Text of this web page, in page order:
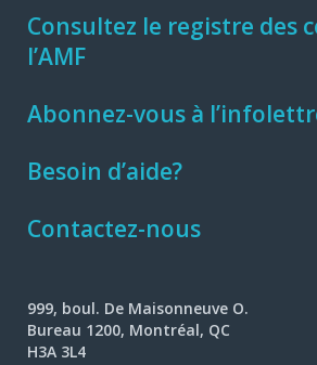
Consultez le registre des
l’AMF
Abonnez-vous à
Besoin d’aide?
Contactez-nous
999, boul. De Maisonneuve O.
Bureau 1200, Montréal, QC
H3A 3L4